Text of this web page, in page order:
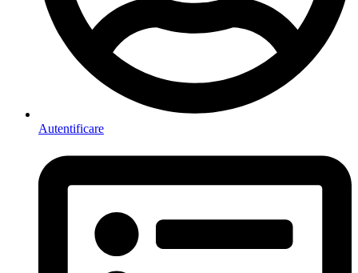
Autentificare